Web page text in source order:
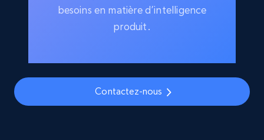
besoins en matière d’intelligence
produit.
Contactez-nous